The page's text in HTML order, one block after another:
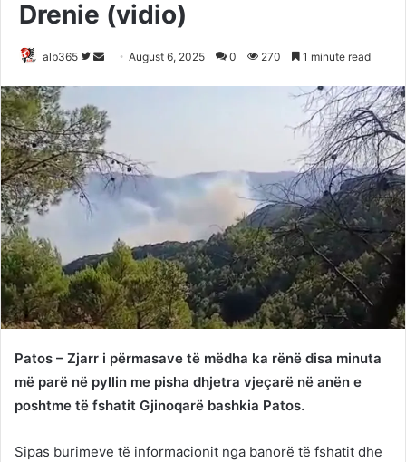
Drenie (vidio)
alb365
Follow
Send August 6, 2025 0 270 1 minute read
Patos – Zjarr i përmasave të mëdha ka rënë disa minuta
më parë në pyllin me pisha dhjetra vjeçarë në anën e
poshtme të fshatit Gjinoqarë bashkia Patos.
Sipas burimeve të informacionit nga banorë të fshatit dhe